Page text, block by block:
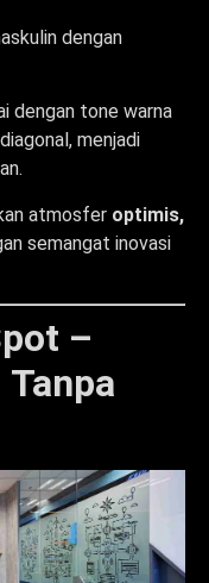
dengan
dengan tone warna
menjadi
atmosfer optimis,
semangat inovasi
–